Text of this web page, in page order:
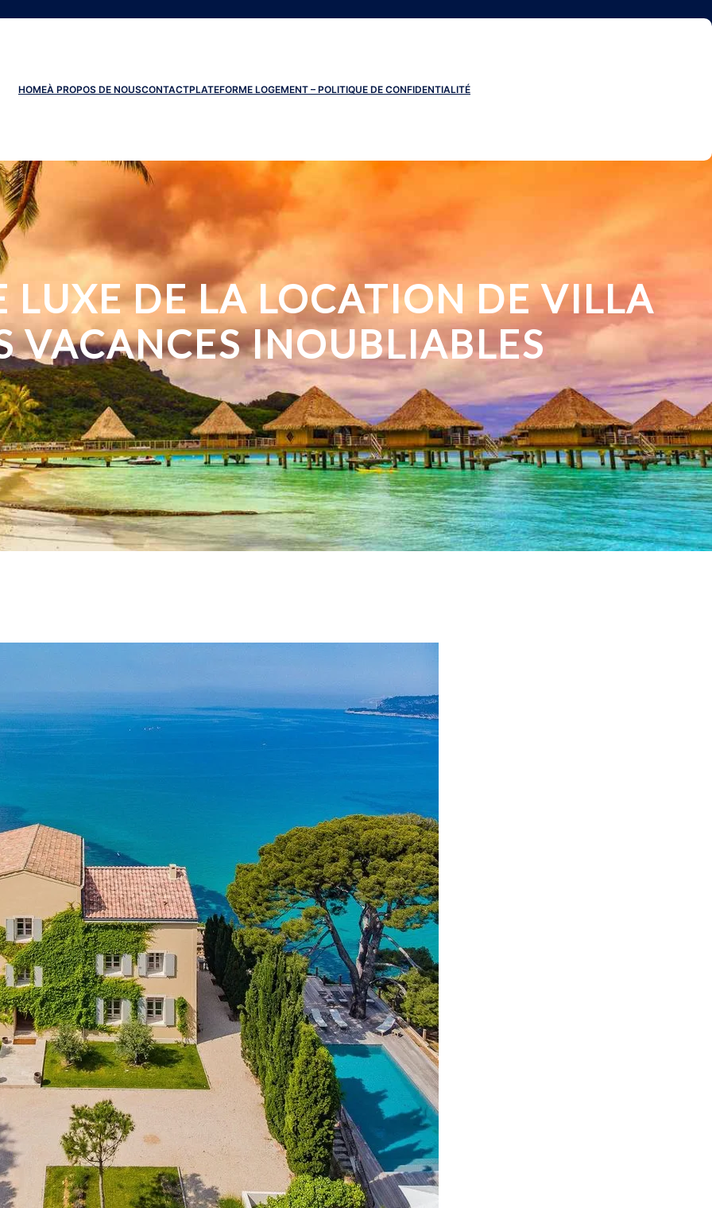
HOMEÀ PROPOS DE NOUSCONTACTPLATEFORME LOGEMENT – POLITIQUE DE CONFIDENTIALITÉ
LUXE DE LA LOCATION DE VILLA
VACANCES INOUBLIABLES